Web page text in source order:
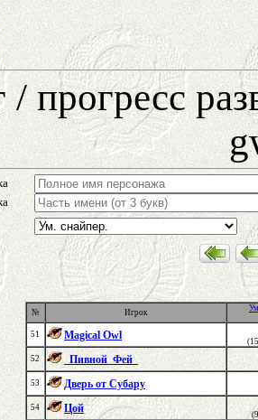
/ прогресс
№ Игрок
51 Magical Owl
52
_Пивной_Фей_
53 Дверь от Субару
54 Цой